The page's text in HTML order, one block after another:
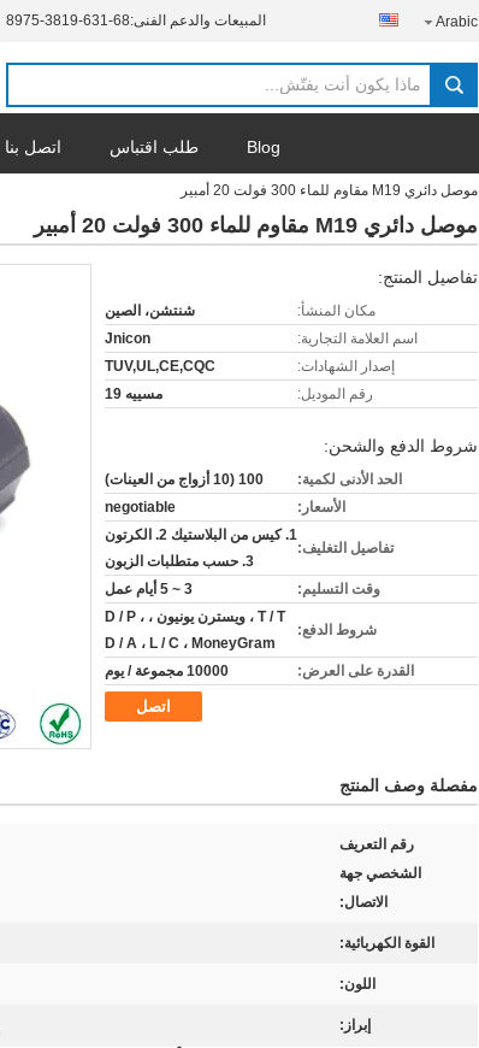
المبيعات والدعم الفنى:86-136-9183-5798 Arabic
اتصل بنا طلب اقتباس Blog
موصل دائري M19 مقاوم للماء 300 فولت 20 أمبير
موصل دائري M19 مقاوم للماء 300 فولت 20 أمبير
تفاصيل المنتج:
مكان المنشأ:
شنتشن، الصين
اسم العلامة التجارية:
Jnicon
إصدار الشهادات:
TUV,UL,CE,CQC
رقم الموديل:
مسييه 19
شروط الدفع والشحن:
الحد الأدنى لكمية:
100 (10 أزواج من العينات)
الأسعار:
negotiable
تفاصيل التغليف:
1. كيس من البلاستيك 2. الكرتون
3. حسب متطلبات الزبون
وقت التسليم:
3 ~ 5 أيام عمل
شروط الدفع:
T / T ، ويسترن يونيون ، D / P ،
D / A ، L / C ، MoneyGram
القدرة على العرض:
10000 مجموعة / يوم
اتصل
مفصلة وصف المنتج
رقم التعريف
الشخصي جهة
الاتصال:
القوة الكهربائية:
اللون:
إبراز: